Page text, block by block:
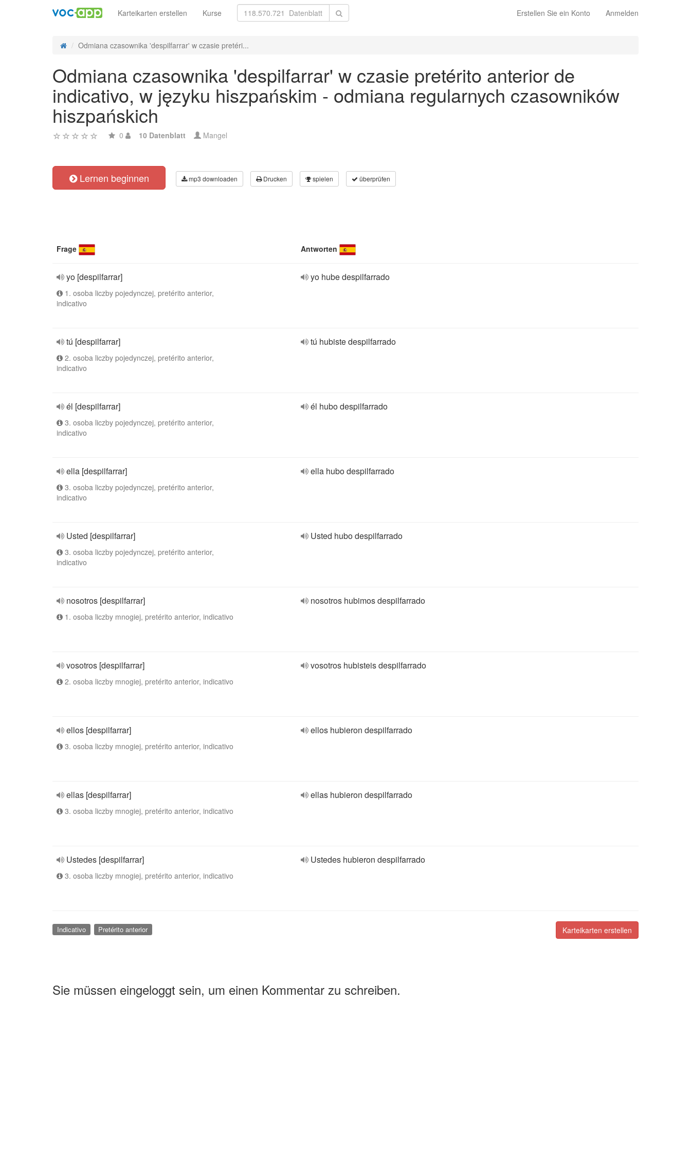
Erstellen Sie ein Konto Anmelden
Karteikarten erstellen Kurse
Odmiana czasownika 'despilfarrar' w czasie pretéri...
Odmiana czasownika 'despilfarrar' w czasie pretérito anterior de
indicativo, w języku hiszpańskim - odmiana regularnych czasowników
hiszpańskich
0 10 Datenblatt Mangel
Lernen beginnen mp3 downloaden Drucken spielen überprüfen
Frage Antworten
yo [despilfarrar]
1. osoba liczby pojedynczej, pretérito anterior,
indicativo
yo hube despilfarrado
tú [despilfarrar]
2. osoba liczby pojedynczej, pretérito anterior,
indicativo
tú hubiste despilfarrado
él [despilfarrar]
3. osoba liczby pojedynczej, pretérito anterior,
indicativo
él hubo despilfarrado
ella [despilfarrar]
3. osoba liczby pojedynczej, pretérito anterior,
indicativo
ella hubo despilfarrado
Usted [despilfarrar]
3. osoba liczby pojedynczej, pretérito anterior,
indicativo
Usted hubo despilfarrado
nosotros [despilfarrar]
1. osoba liczby mnogiej, pretérito anterior, indicativo
nosotros hubimos despilfarrado
vosotros [despilfarrar]
2. osoba liczby mnogiej, pretérito anterior, indicativo
vosotros hubisteis despilfarrado
ellos [despilfarrar]
3. osoba liczby mnogiej, pretérito anterior, indicativo
ellos hubieron despilfarrado
ellas [despilfarrar]
3. osoba liczby mnogiej, pretérito anterior, indicativo
ellas hubieron despilfarrado
Ustedes [despilfarrar]
3. osoba liczby mnogiej, pretérito anterior, indicativo
Ustedes hubieron despilfarrado
Karteikarten erstellen
Indicativo Pretérito anterior
Sie müssen eingeloggt sein, um einen Kommentar zu schreiben.